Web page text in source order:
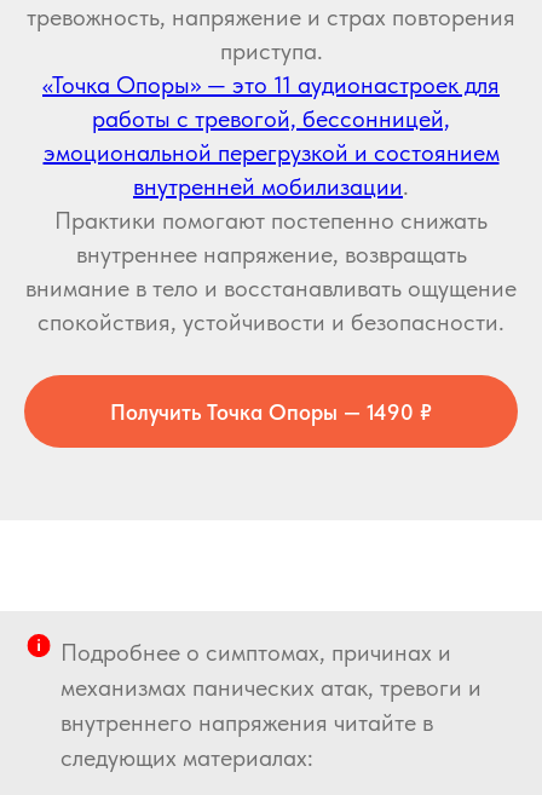
тревожность, напряжение и страх повторения
приступа.
«Точка Опоры» — это 11 аудионастроек для
работы с тревогой, бессонницей,
эмоциональной перегрузкой и состоянием
внутренней мобилизации.
Практики помогают постепенно снижать
внутреннее напряжение, возвращать
внимание в тело и восстанавливать ощущение
спокойствия, устойчивости и безопасности.
Получить Точка Опоры — 1490 ₽
Подробнее о симптомах, причинах и
механизмах панических атак, тревоги и
внутреннего напряжения читайте в
следующих материалах: